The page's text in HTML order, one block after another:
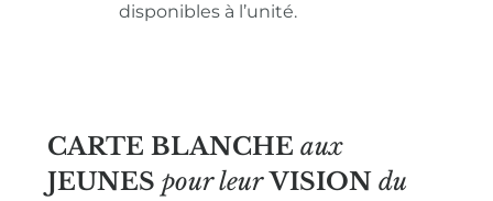
disponibles à l’unité.
CARTE BLANCHE aux
JEUNES pour leur VISION du